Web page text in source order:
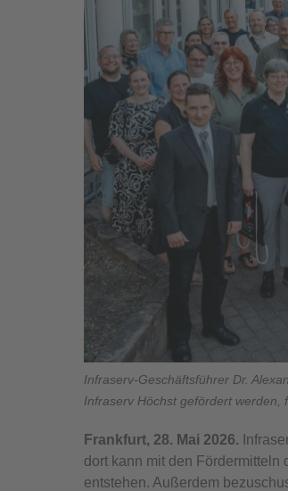
Infraserv-Geschäftsführer Dr.
Infraserv Höchst gefördert
Frankfurt, 28. Mai 2026.
dort kann mit den Fördermitteln
entstehen. Außerdem